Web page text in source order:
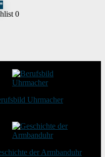
0
Uhrmacher
der Armbanduhr